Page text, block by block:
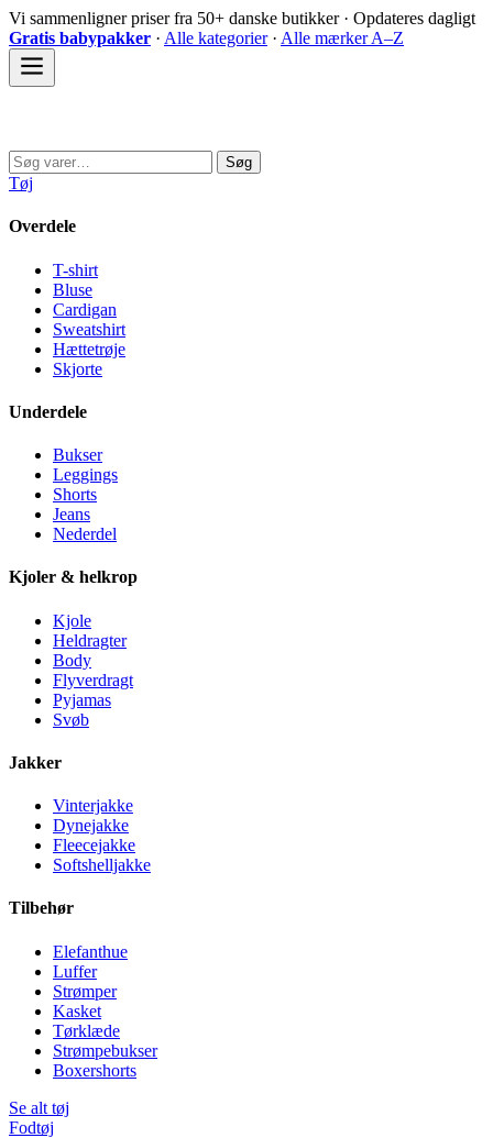
Spring
til
indhold
Vi sammenligner priser fra 50+ danske butikker · Opdateres dagligt
Gratis babypakker · Alle kategorier· Alle mærker A–Z
Søg
efter:
Søg
Tøj
Overdele
T-shirt
Bluse
Cardigan
Sweatshirt
Hættetrøje
Skjorte
Underdele
Bukser
Leggings
Shorts
Jeans
Nederdel
Kjoler & helkrop
Kjole
Heldragter
Body
Flyverdragt
Pyjamas
Svøb
Jakker
Vinterjakke
Dynejakke
Fleecejakke
Softshelljakke
Tilbehør
Elefanthue
Luffer
Strømper
Kasket
Tørklæde
Strømpebukser
Boxershorts
Se alt tøj
Fodtøj